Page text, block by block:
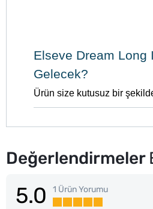
Elseve Dream Long
Gelecek?
Ürün size kutusuz bir
Değerlendirmeler
5.0 1 Ürün Yorumu